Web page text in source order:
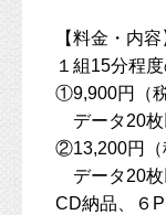
【料金・内容
１組15分程
①9,900円（税
データ20枚
②13,200円（
データ20枚
CD納品、６